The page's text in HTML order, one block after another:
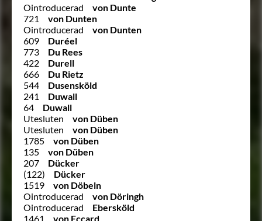
Ointroducerad
von Dunte
721
von Dunten
Ointroducerad
von Dunten
609
Duréel
773
Du Rees
422
Durell
666
Du Rietz
544
Dusensköld
241
Duwall
64
Duwall
Utesluten
von Düben
Utesluten
von Düben
1785
von Düben
135
von Düben
207
Dücker
(122)
Dücker
1519
von Döbeln
Ointroducerad
von Döringh
Ointroducerad
Ebersköld
1461
von Eccard